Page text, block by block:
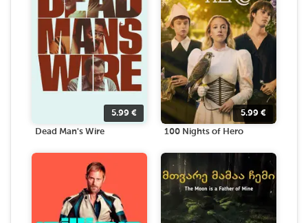
5.99 €
Dead Man's Wire
5.99 €
100 Nights of Hero